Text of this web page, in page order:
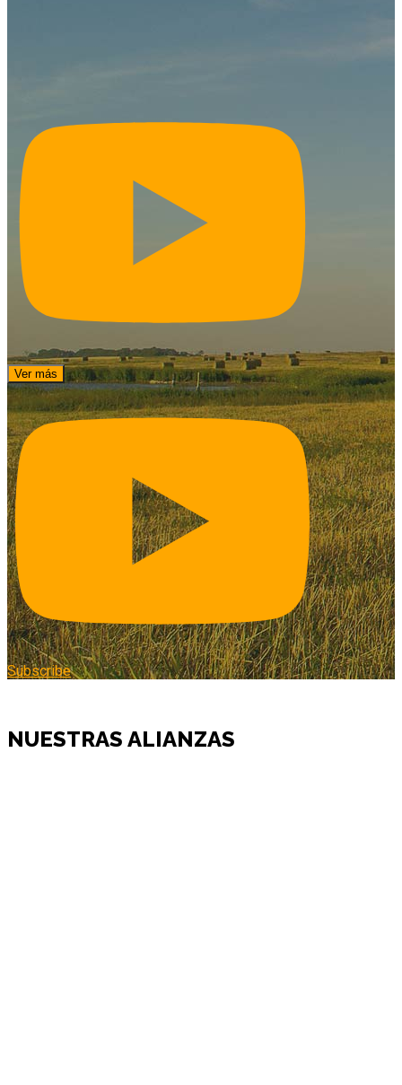
Ver más
Subscribe
NUESTRAS ALIANZAS